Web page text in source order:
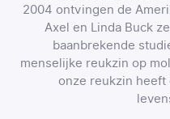
2004 ontvingen de
Axel en Linda Buck
baanbrekende
menselijke reukzin op
onze reukzin